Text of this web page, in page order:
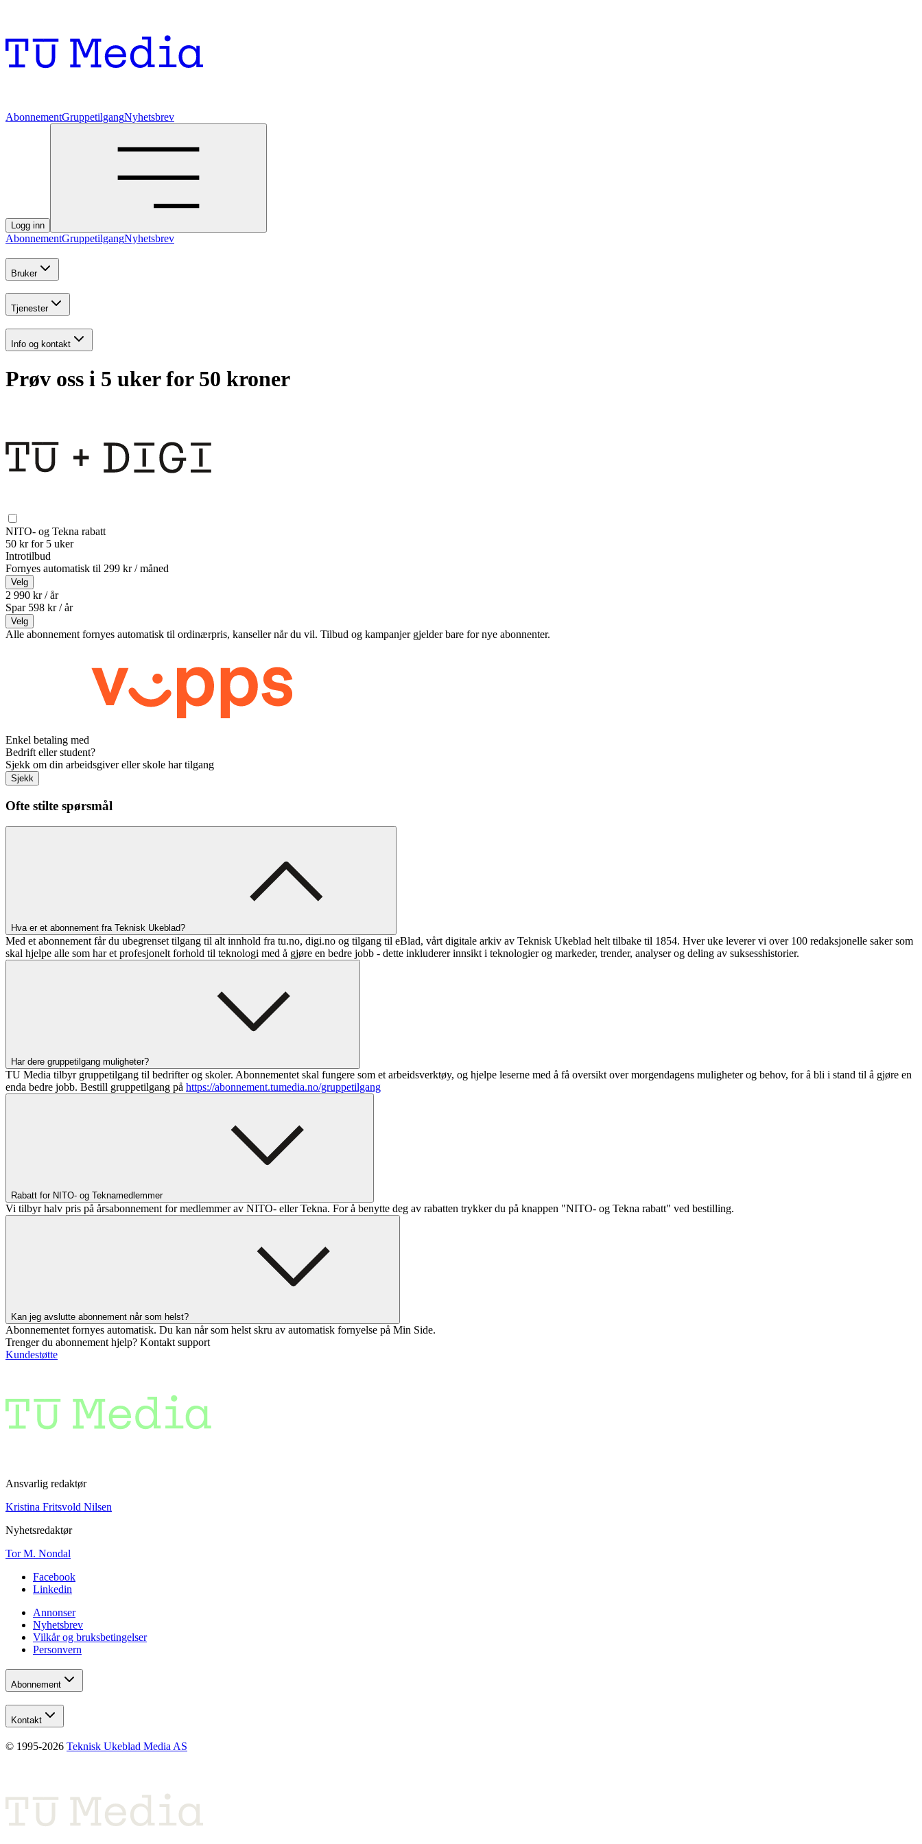
AbonnementGruppetilgangNyhetsbrev
Logg inn
AbonnementGruppetilgangNyhetsbrev
Bruker
Tjenester
Info og kontakt
Prøv oss i 5 uker for 50 kroner
NITO- og Tekna rabatt
50 kr for 5 uker
Introtilbud
Fornyes automatisk til 299 kr / måned
Velg
2 990 kr / år
Spar 598 kr /år
Velg
Alle abonnement fornyes automatisk til ordinærpris, kanseller når du vil. Tilbud og kampanjer gjelder bare for nye abonnenter.
Enkel betaling med
Bedrift eller student?
Sjekk om din arbeidsgiver eller skole har tilgang
Sjekk
Ofte stilte spørsmål
Hva er et abonnement fra Teknisk Ukeblad?
Med et abonnement får du ubegrenset tilgang til alt innhold fra tu.no, digi.no og tilgang til eBlad, vårt digitale arkiv av Teknisk Ukeblad helt tilbake til 1854. Hver uke leverer vi over 100 redaksjonelle saker som
skal hjelpe alle som har et profesjonelt forhold til teknologi med å gjøre en bedre jobb - dette inkluderer innsikt i teknologier og markeder, trender, analyser og deling av suksesshistorier.
Har dere gruppetilgang muligheter?
TU Media tilbyr gruppetilgang til bedrifter og skoler. Abonnementet skal fungere som et arbeidsverktøy, og hjelpe leserne med å få oversikt over morgendagens muligheter og behov, for å bli i stand til å gjøre en
enda bedre jobb. Bestill gruppetilgang på https://abonnement.tumedia.no/gruppetilgang
Rabatt for NITO- og Teknamedlemmer
Vi tilbyr halv pris på årsabonnement for medlemmer av NITO- eller Tekna. For å benytte deg av rabatten trykker du på knappen "NITO- og Tekna rabatt" ved bestilling.
Kan jeg avslutte abonnement når som helst?
Abonnementet fornyes automatisk. Du kan når som helst skru av automatisk fornyelse på Min Side.
Trenger du abonnement hjelp? Kontakt support
Kundestøtte
Ansvarlig redaktør
Kristina Fritsvold Nilsen
Nyhetsredaktør
Tor M. Nondal
Facebook
Linkedin
Annonser
Nyhetsbrev
Vilkår og bruksbetingelser
Personvern
Abonnement
Kontakt
© 1995-2026 Teknisk Ukeblad Media AS